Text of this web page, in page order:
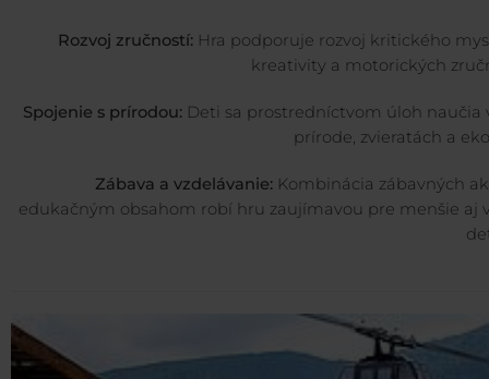
Rozvoj zručností: Hra podporuje rozvoj kritického
kreativity a motorických
Spojenie s prírodou: Deti sa prostredníctvom úloh naučia
prírode, zvieratách a
Zábava a vzdelávanie: Kombinácia zábavných
edukačným obsahom robí hru zaujímavou pre menšie aj